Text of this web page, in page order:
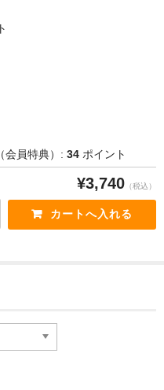
ッズ
会員特典）: 34 ポイント
¥3,740 （税込）